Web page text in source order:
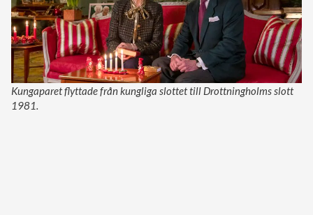
Kungaparet flyttade från kungliga slottet till Drottningholms slott
1981.